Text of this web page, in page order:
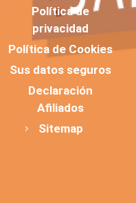
Política de
privacidad
Política de Cookies
Sus datos seguros
Declaración
Afiliados
Sitemap